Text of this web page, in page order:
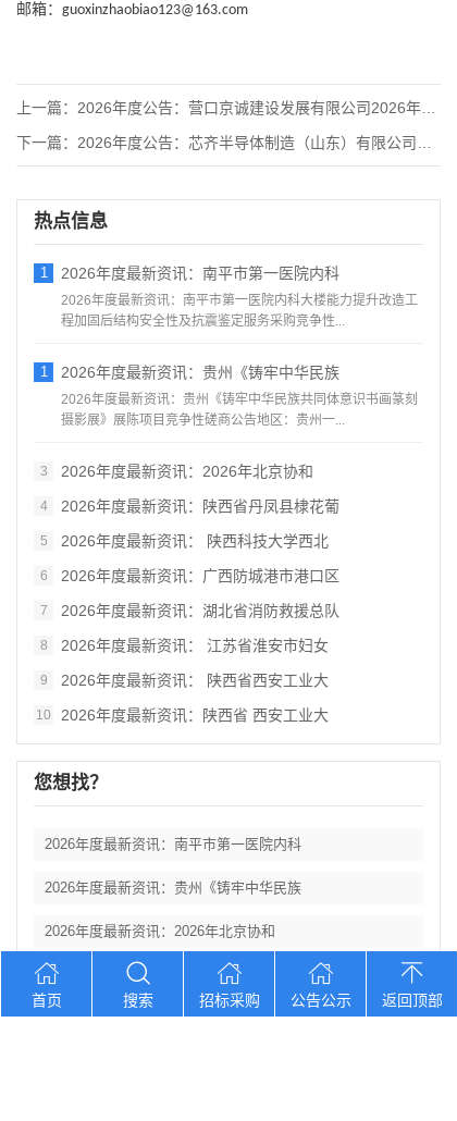
邮箱： guoxinzhaobiao123@163.com
上一篇： 2026年度公告：营口京诚建设发展有限公司2026年沿海产业
下一篇： 2026年度公告：芯齐半导体制造（山东）有限公司功率半导体系
热点信息
1 2026年度最新资讯：南平市第一医院内科
2026年度最新资讯：南平市第一医院内科大楼能力提升改造工
程加固后结构安全性及抗震鉴定服务采购竞争性...
1 2026年度最新资讯：贵州《铸牢中华民族
2026年度最新资讯：贵州《铸牢中华民族共同体意识书画篆刻
摄影展》展陈项目竞争性磋商公告地区：贵州一...
3 2026年度最新资讯：2026年北京协和
4 2026年度最新资讯：陕西省丹凤县棣花葡
5 2026年度最新资讯： 陕西科技大学西北
6 2026年度最新资讯：广西防城港市港口区
7 2026年度最新资讯：湖北省消防救援总队
8 2026年度最新资讯： 江苏省淮安市妇女
9 2026年度最新资讯： 陕西省西安工业大
10 2026年度最新资讯：陕西省 西安工业大
您想找？
2026年度最新资讯：南平市第一医院内科
2026年度最新资讯：贵州《铸牢中华民族
2026年度最新资讯：2026年北京协和
2026年度最新资讯：陕西省丹凤县棣花葡
2026年度最新资讯： 陕西科技大学西北
首页 搜索 招标采购 公告公示 返回顶部